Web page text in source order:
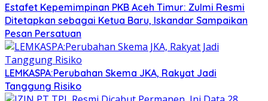
Estafet Kepemimpinan PKB Aceh Timur: Zulmi Resmi
Ditetapkan sebagai Ketua Baru, Iskandar Sampaikan
Pesan Persatuan
LEMKASPA:Perubahan Skema JKA, Rakyat Jadi
Tanggung Risiko